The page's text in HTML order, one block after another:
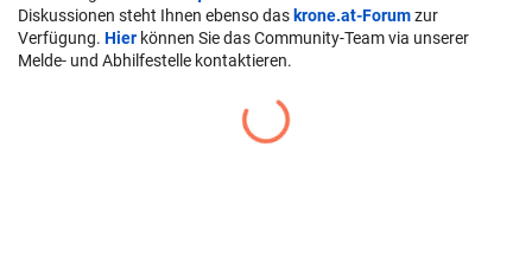
Diskussionen steht Ihnen ebenso das krone.at-Forumzur
Verfügung. Hier können Sie das Community-Team via unserer
Melde- und Abhilfestelle kontaktieren.